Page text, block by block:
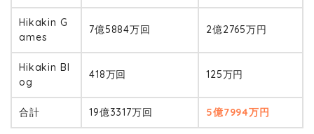
Hikakin G
ames
7億5884万回 2億2765万円
Hikakin Bl
og
418万回 125万円
合計 19億3317万回 5億7994万円